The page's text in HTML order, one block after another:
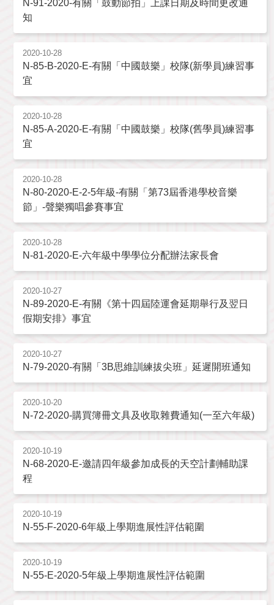
N-91-2020-有關「鼓動節拍」上課日期及時間更改通
知
2020-10-28
N-85-B-2020-E-有關「中國鼓樂」校隊(新學員)練習事
宜
2020-10-28
N-85-A-2020-E-有關「中國鼓樂」校隊(舊學員)練習事
宜
2020-10-28
N-80-2020-E-2-5年級-有關「第73屆香港學校音樂
節」-聲樂獨唱參賽事宜
2020-10-28
N-81-2020-E-六年級中學學位分配辦法家長會
2020-10-27
N-89-2020-E-有關《第十四屆陸運會延期舉行及翌日
假期安排》事宜
2020-10-27
N-79-2020-有關「3B思維訓練拔尖班」延遲開班通知
2020-10-20
N-72-2020-購買簿冊文具及收取雜費通知(一至六年級)
2020-10-19
N-68-2020-E-邀請四年級參加成長的天空計劃輔助課
程
2020-10-19
N-55-F-2020-6年級上學期進展性評估範圍
2020-10-19
N-55-E-2020-5年級上學期進展性評估範圍